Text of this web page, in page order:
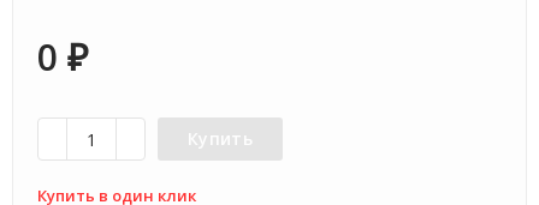
0 ₽
Купить
Купить в один клик